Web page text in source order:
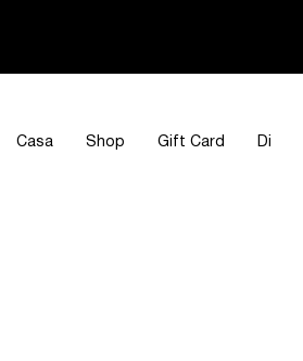
Casa Shop Gift Card Di